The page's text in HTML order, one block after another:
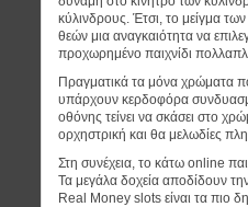
κύλινδρους. Έτσι, το μείγμα
θεών μια αναγκαιότητα να
προχωρημένο παιχνίδι
Πραγματικά τα μόνα χρώματα
υπάρχουν κερδοφόρα
οθόνης τείνει να σκάσει στο
ορχηστρική και θα μελωδίες
Στη συνέχεια, το κάτω online
Τα μεγάλα δοχεία αποδίδουν
Real Money slots είναι τα πιο